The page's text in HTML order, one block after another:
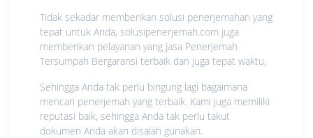
Tidak sekadar memberikan solusi penerjemahan yang
tepat untuk Anda, solusipenerjemah.com juga
memberikan pelayanan yang Jasa Penerjemah
Tersumpah Bergaransi terbaik dan juga tepat waktu,
Sehingga Anda tak perlu bingung lagi bagaimana
mencari penerjemah yang terbaik. Kami juga memiliki
reputasi baik, sehingga Anda tak perlu takut
dokumen Anda akan disalah gunakan.